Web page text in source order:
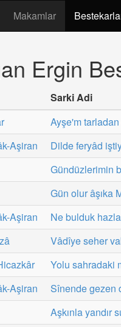
Makamlar
Ergin
Sarki Adi
Ayşe'm
Aşiran
Dilde feryâd
Gündüzlerimin
Gün olur âşıka
Aşiran
Ne bulduk
Vâdîye seher
Yolu sahradaki
Aşiran
Sînende gezen
Aşkınla yandır